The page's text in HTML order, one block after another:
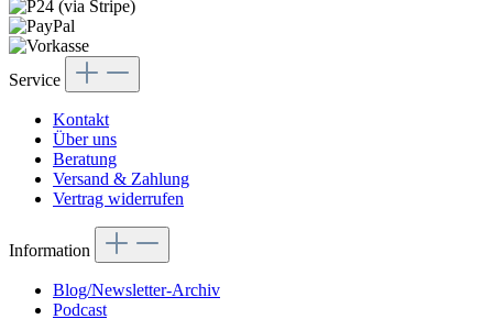
Service
Kontakt
Über uns
Beratung
Versand & Zahlung
Vertrag widerrufen
Information
Blog/Newsletter-Archiv
Podcast